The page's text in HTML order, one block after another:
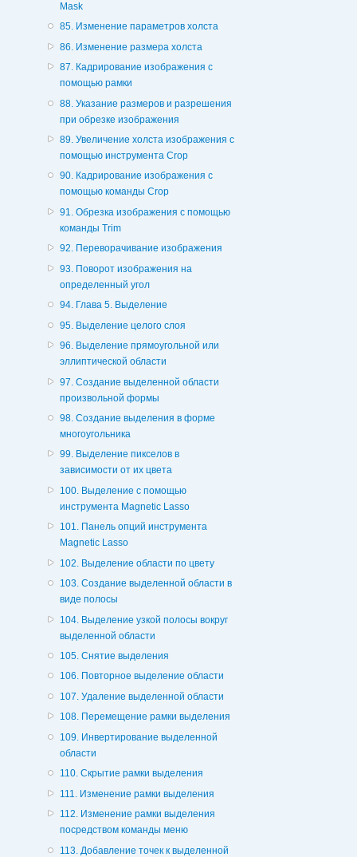
Mask
85. Изменение параметров холста
86. Изменение размера холста
87. Кадрирование изображения с
помощью рамки
88. Указание размеров и разрешения
при обрезке изображения
89. Увеличение холста изображения с
помощью инструмента Crop
90. Кадрирование изображения с
помощью команды Crop
91. Обрезка изображения с помощью
команды Trim
92. Переворачивание изображения
93. Поворот изображения на
определенный угол
94. Глава 5. Выделение
95. Выделение целого слоя
96. Выделение прямоугольной или
эллиптической области
97. Создание выделенной области
произвольной формы
98. Создание выделения в форме
многоугольника
99. Выделение пикселов в
зависимости от их цвета
100. Выделение с помощью
инструмента Magnetic Lasso
101. Панель опций инструмента
Magnetic Lasso
102. Выделение области по цвету
103. Создание выделенной области в
виде полосы
104. Выделение узкой полосы вокруг
выделенной области
105. Снятие выделения
106. Повторное выделение области
107. Удаление выделенной области
108. Перемещение рамки выделения
109. Инвертирование выделенной
области
110. Скрытие рамки выделения
111. Изменение рамки выделения
112. Изменение рамки выделения
посредством команды меню
113. Добавление точек к выделенной